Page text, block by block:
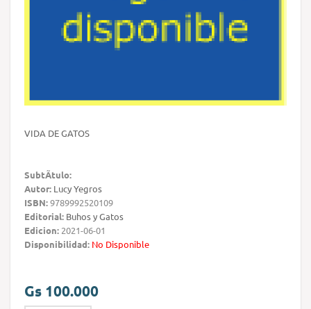
VIDA DE GATOS
SubtÃ­tulo:
Autor: Lucy Yegros
ISBN:9789992520109
Editorial: Buhos y Gatos
Edicion: 2021-06-01
Disponibilidad: No Disponible
Gs 100.000